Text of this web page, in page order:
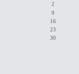
2
9
16
23
30